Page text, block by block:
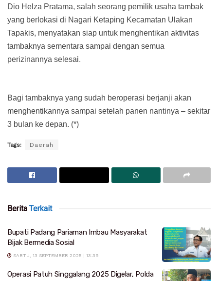
Dio Helza Pratama, salah seorang pemilik usaha tambak
yang berlokasi di Nagari Ketaping Kecamatan Ulakan
Tapakis, menyatakan siap untuk menghentikan aktivitas
tambaknya sementara sampai dengan semua
perizinannya selesai.
Bagi tambaknya yang sudah beroperasi berjanji akan
menghentikannya sampai setelah panen nantinya – sekitar
3 bulan ke depan. (*)
Tags: Daerah
Berita Terkait
Bupati Padang Pariaman Imbau Masyarakat
Bijak Bermedia Sosial
SABTU, 13 SEPTEMBER 2025 | 13:39
Operasi Patuh Singgalang 2025 Digelar, Polda